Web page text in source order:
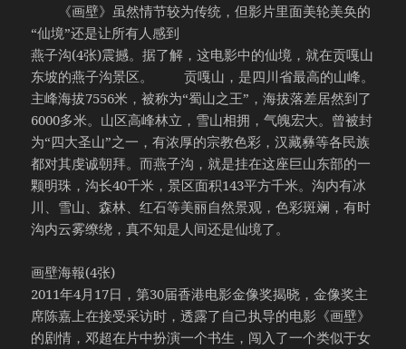
《画壁》虽然情节较为传统，但影片里面美轮美奂的
“仙境”还是让所有人感到
燕子沟(4张)震撼。据了解，这电影中的仙境，就在贡嘎山
东坡的燕子沟景区。 贡嘎山，是四川省最高的山峰。
主峰海拔7556米，被称为“蜀山之王”，海拔落差居然到了
6000多米。山区高峰林立，雪山相拥，气魄宏大。曾被封
为“四大圣山”之一，有浓厚的宗教色彩，汉藏彝等各民族
都对其虔诚朝拜。而燕子沟，就是挂在这座巨山东部的一
颗明珠，沟长40千米，景区面积143平方千米。沟内有冰
川、雪山、森林、红石等美丽自然景观，色彩斑斓，有时
沟内云雾缭绕，真不知是人间还是仙境了。
画壁海報(4张)
2011年4月17日，第30届香港电影金像奖揭晓，金像奖主
席陈嘉上在接受采访时，透露了自己执导的电影《画壁》
的剧情，邓超在片中扮演一个书生，闯入了一个类似于女